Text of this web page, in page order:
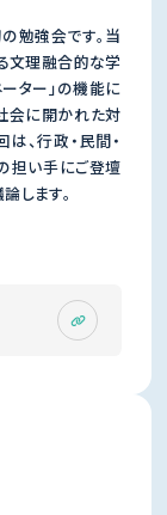
勉強会です。当
文理融合的な学
ーター」の機能に
会に開かれた対
、行政・民間・
担い手にご登壇
します。